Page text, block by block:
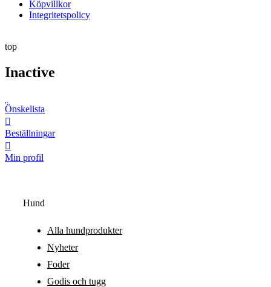
Köpvillkor
Integritetspolicy
top
Inactive
Önskelista
Beställningar
Min profil
Hund
Alla hundprodukter
Nyheter
Foder
Godis och tugg